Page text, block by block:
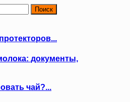
документы,
чай?...